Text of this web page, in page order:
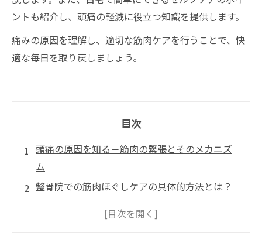
ントも紹介し、頭痛の軽減に役立つ知識を提供します。
痛みの原因を理解し、適切な筋肉ケアを行うことで、快
適な毎日を取り戻しましょう。
目次
頭痛の原因を知る－筋肉の緊張とそのメカニズ
ム
整骨院での筋肉ほぐしケアの具体的方法とは？
セルフケアでできる頭痛予防－日常で実践でき